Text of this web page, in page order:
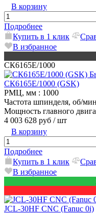
В корзину
Подробнее
Купить в 1 клик
В избранное
СК6165E/1000
СК6165E/1000 (GSK)
РМЦ, мм : 1000
Частота шпинделя, об/мин
Мощность главного
4 003 628 руб / шт
В корзину
Подробнее
Купить в 1 клик
В избранное
JCL-30HF CNC (Fanuc 0i)